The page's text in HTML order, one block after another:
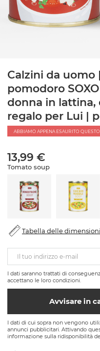
Calzini da uomo
pomodoro
donna in lattina,
regalo per Lui |
ABBIAMO APPENA ESAURITO QUESTO
13,99 €
Tomato soup
Tabella delle dimensioni
Il tuo indirizzo e-mail
I dati saranno trattati di
accettano le loro condizioni.
Avvisare in
I dati di cui sopra non vengono
annunci pubblicitari. Attivando
informazione sulla ridisponibilità